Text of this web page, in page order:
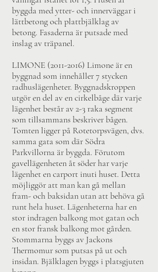
byggda med ytter- och innerväggar i
lättbetong och plattbjälklag av
betong. Fasaderna är putsade med
inslag av träpanel.
LIMONE (2011-2016) Limone är en
byggnad som innehåller 7 stycken
radhuslägenheter. Byggnadskroppen
utgör en del av en cirkelbåge där varje
lägenhet består av 2-3 raka segment
som tillsammans beskriver bågen.
Tomten ligger på Rotetorpsvägen, dvs.
samma gata som där Södra
Parkvillorna är byggda. Förutom
gavellägenheten åt söder har varje
lägenhet en carport inuti huset. Detta
möjliggör att man kan gå mellan
fram- och baksidan utan att behöva gå
runt hela huset. Lägenheterna har en
stor indragen balkong mot gatan och
en stor fransk balkong mot gården.
Stommarna byggs av Jackons
Thermomur som putsas på ut och
insidan. Bjälklagen byggs i platsgjuten